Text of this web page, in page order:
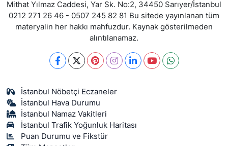
Mithat Yılmaz Caddesi, Yar Sk. No:2, 34450 Sarıyer/İstanbul
0212 271 26 46 - 0507 245 82 81 Bu sitede yayınlanan tüm
materyalin her hakkı mahfuzdur. Kaynak gösterilmeden
alıntılanamaz.
İstanbul Nöbetçi Eczaneler
İstanbul Hava Durumu
İstanbul Namaz Vakitleri
İstanbul Trafik Yoğunluk Haritası
Puan Durumu ve Fikstür